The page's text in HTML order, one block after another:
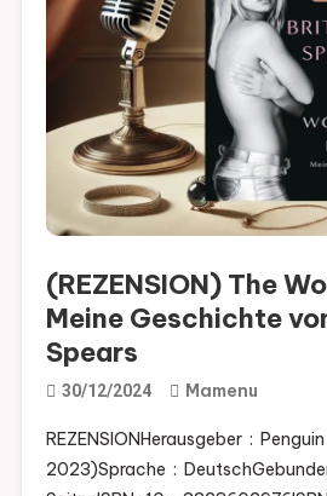
(REZENSION) The
Meine Geschichte
Spears
30/12/2024 Mamenu
REZENSIONHerausgeber ‏ : ‎ Penguin Verlag (24. Oktober
2023)Sprache ‏ : ‎ DeutschGebundene Ausgabe ‏ : ‎ 288